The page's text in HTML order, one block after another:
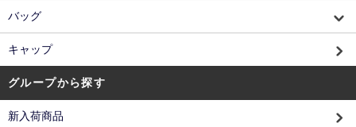
バッグ
キャップ
グループから探す
新入荷商品